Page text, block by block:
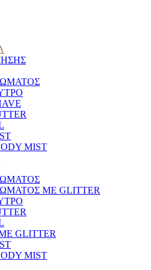
MIST
ΜΕ GLITTER
GLITTER
MIST